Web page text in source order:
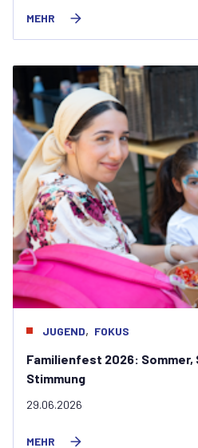
MEHR
JUGEND, FOKUS
Familienfest 2026: Sommer,
Stimmung
29.06.2026
MEHR